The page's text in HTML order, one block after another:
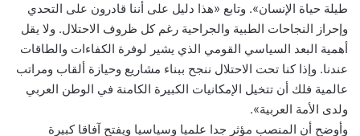
طيلة حياة الإنسان». وتابع «هذا دليل على أننا قادرون على التحدي
وإحراز النجاحات الطبية والجراحية رغم كل ظروف الاحتلال. ولا يقل
أهمية البعد السياسي القومي الذي يشير لوفرة الكفاءات والطاقات
عندنا. وإذا كنا تحت الاحتلال ننجح ببناء مشاريع وحيازة ألقاب ومراتب
عالمية فلك أن تتخيل الإمكانيات الكبيرة الكامنة في الوطن العربي
ولدى الأمة العربية».
وأوضح أن المنصب مؤثر جدا علميا وسياسيا ويفتح آفاقا كبيرة